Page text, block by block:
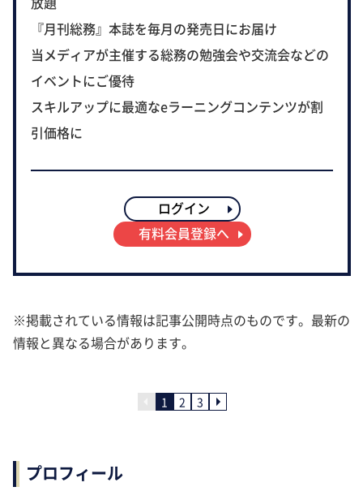
『月刊総務』本誌を毎月の発売日にお届け
当メディアが主催する総務の勉強会や交流会などの
イベントにご優待
スキルアップに最適なeラーニングコンテンツが割
引価格に
ログイン
有料会員登録へ
※掲載されている情報は記事公開時点のものです。最新の
情報と異なる場合があります。
1 2 3
プロフィール